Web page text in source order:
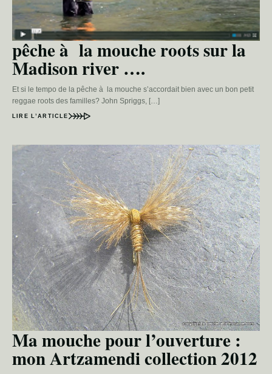
pêche à la mouche roots sur la
Madison river ….
Et si le tempo de la pêche à la mouche s’accordait bien avec un bon petit
reggae roots des familles? John Spriggs, […]
LIRE L’ARTICLE
Ma mouche pour l’ouverture :
mon Artzamendi collection 2012